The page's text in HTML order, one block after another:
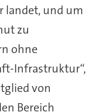
landet, und um
zu
ohne
Infrastruktur“,
von
Bereich